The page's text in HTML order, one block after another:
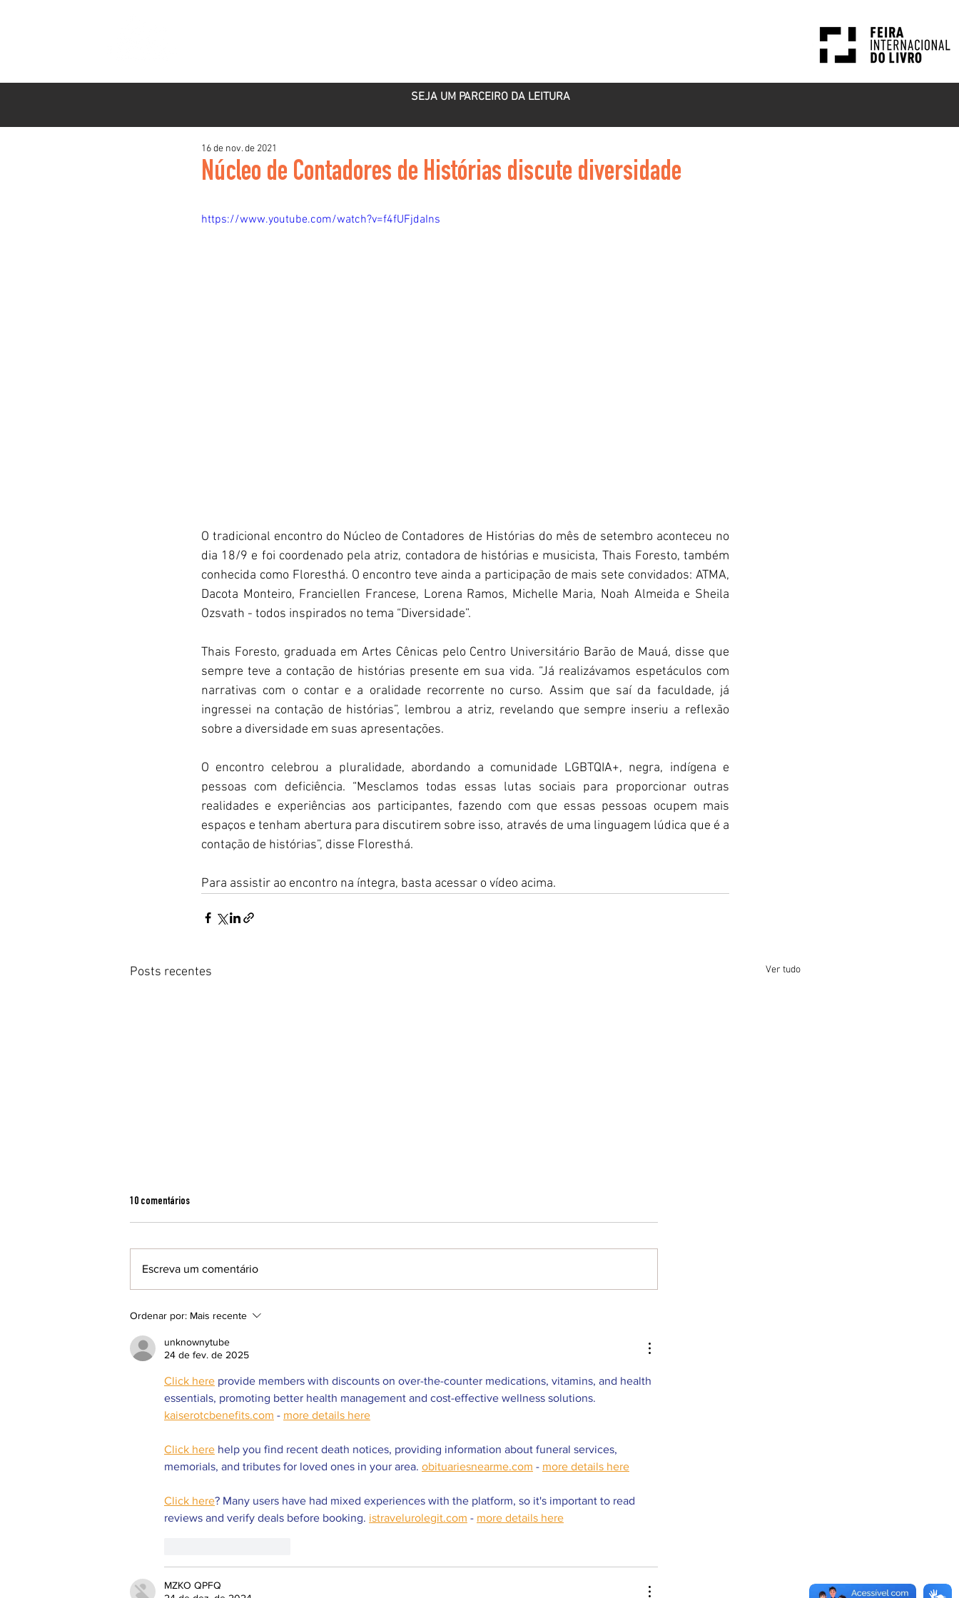
SEJA UM PARCEIRO DA LEITURA
Núcleo de Contadores de Histórias discute diversidade
16 de nov. de 2021
https://www.youtube.com/watch?v=f4fUFjdaIns
O tradicional encontro do Núcleo de Contadores de Histórias do mês de setembro aconteceu no
dia 18/9 e foi coordenado pela atriz, contadora de histórias e musicista, Thais Foresto, também
conhecida como Floresthá. O encontro teve ainda a participação de mais sete convidados: ATMA,
Dacota Monteiro, Franciellen Francese, Lorena Ramos, Michelle Maria, Noah Almeida e Sheila
Ozsvath - todos inspirados no tema “Diversidade”.
Thais Foresto, graduada em Artes Cênicas pelo Centro Universitário Barão de Mauá, disse que
sempre teve a contação de histórias presente em sua vida. “Já realizávamos espetáculos com
narrativas com o contar e a oralidade recorrente no curso. Assim que saí da faculdade, já
ingressei na contação de histórias”, lembrou a atriz, revelando que sempre inseriu a reflexão
sobre a diversidade em suas apresentações.
O encontro celebrou a pluralidade, abordando a comunidade LGBTQIA+, negra, indígena e
pessoas com deficiência. “Mesclamos todas essas lutas sociais para proporcionar outras
realidades e experiências aos participantes, fazendo com que essas pessoas ocupem mais
espaços e tenham abertura para discutirem sobre isso, através de uma linguagem lúdica que é a
contação de histórias”, disse Floresthá.
Para assistir ao encontro na íntegra, basta acessar o vídeo acima.
Posts recentes Ver tudo
Clube do Livro debate obra de Daniel
10 comentários
Escreva um comentário
Ordenar por: Mais recente
unknownytube
24 de fev. de 2025
Click here provide members with discounts on over-the-counter medications, vitamins, and health
essentials, promoting better health management and cost-effective wellness solutions.
kaiserotcbenefits.com - more details here
Click here help you find recent death notices, providing information about funeral services,
memorials, and tributes for loved ones in your area. obituariesnearme.com - more details here
Click here? Many users have had mixed experiences with the platform, so it's important to read
reviews and verify deals before booking. istravelurolegit.com - more details here
MZKO QPFQ